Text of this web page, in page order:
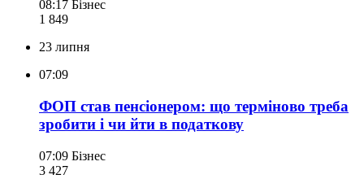
08:17 Бізнес
1 849
23 липня
07:09
ФОП став пенсіонером: що терміново треба
зробити і чи йти в податкову
07:09 Бізнес
3 427